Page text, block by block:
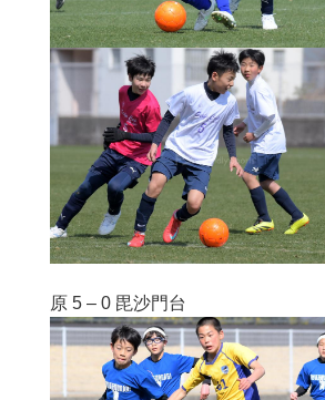
原 5 – 0 毘沙門台